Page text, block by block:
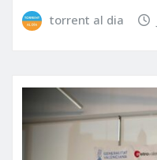
torrent al dia